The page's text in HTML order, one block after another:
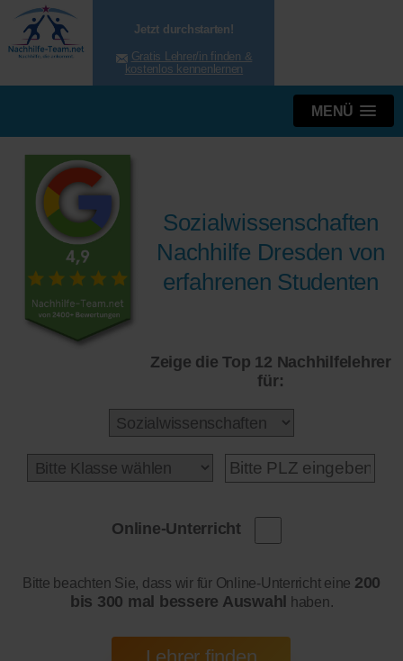
Jetzt durchstarten!
Gratis Lehrer/in finden &
kostenlos kennenlernen
MENÜ
Sozialwissenschaften
Nachhilfe Dresden von
erfahrenen Studenten
Zeige die Top 12 Nachhilfelehrer
für:
Online-Unterricht
Bitte beachten Sie, dass wir für Online-Unterricht eine 200
bis 300 mal bessere Auswahl haben.